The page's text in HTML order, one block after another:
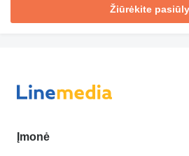
Žiūrėkite
Įmonė